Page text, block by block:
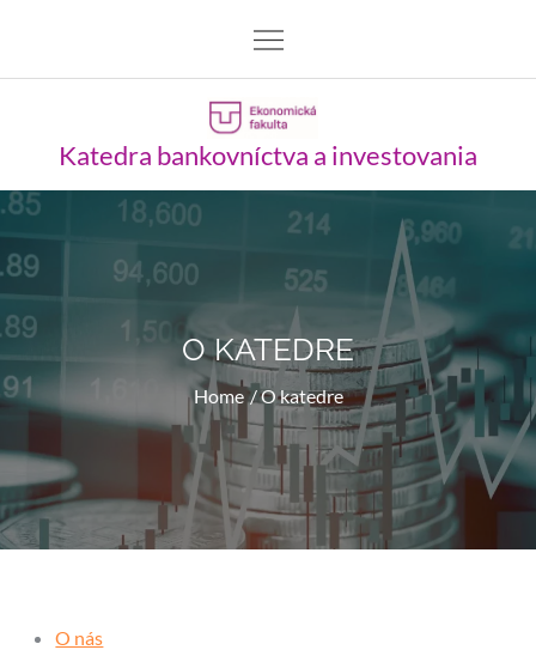
content
Katedra bankovníctva a investovania
O KATEDRE
Home O katedre
O nás